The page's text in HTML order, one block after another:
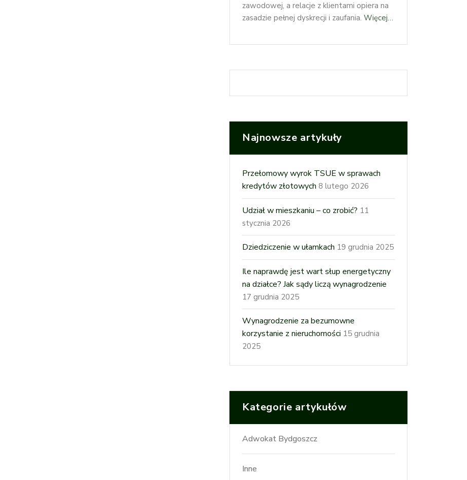
zawodowej, a relacje z klientami opiera na
zasadzie pełnej dyskrecji i zaufania. Więcej…
Najnowsze artykuły
Przełomowy wyrok TSUE w sprawach
kredytów złotowych 8 lutego 2026
Udział w mieszkaniu – co zrobić? 11
stycznia 2026
Dziedziczenie w ułamkach 19 grudnia 2025
Ile naprawdę jest wart słup energetyczny
na działce? Jak sądy liczą wynagrodzenie
17 grudnia 2025
Wynagrodzenie za bezumowne
korzystanie z nieruchomości 15 grudnia
2025
Kategorie artykułów
Adwokat Bydgoszcz
Inne